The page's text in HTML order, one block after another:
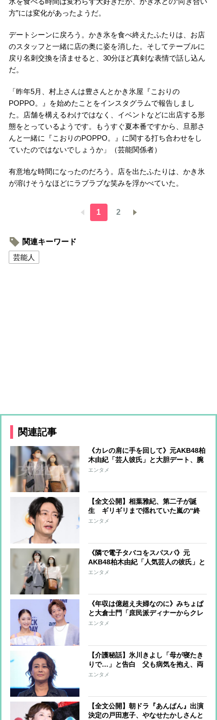
方”には変化があったようだ。
デートシーンに戻ろう。かき氷を食べ終えたふたりは、お店
のスタッフと一緒に店の奥に姿を消した。そしてテーブルに
戻り名刺交換を済ませると、30分ほど真剣な表情で話し込ん
だ。
「昨年5月、村上さんは豊さんとかき氷屋『こおりの
POPPO。』を始めたことをインスタグラムで報告しまし
た。店舗を構えるわけではなく、イベントなどに出店する形
態をとっているようです。もうすぐ夏本番ですから、旦那さ
んと一緒に『こおりのPOPPO。』に関する打ち合わせをし
ていたのではないでしょうか」（芸能関係者）
有意地な時間になったのだろう。店を出たふたりは、かき氷
が溶けそうなほどにラブラブな笑みを浮かべていた。
1 2
関連キーワード
芸能人
関連記事
《カレの肩に手を回して》元AKB48柏
木由紀「芸人彼氏」と大胆デート、腕
に光るは「300万円以上」の世界三大
エンタメ
【全文公開】相葉雅紀、第二子が誕
生 ギリギリまで揺れていた嵐の“終
わり” メンバーの心のなかに芽生え
エンタメ
《隣で電子タバコをスパスパ》元
AKB48柏木由紀「人気芸人の彼氏」と
居酒屋デート「会計はゆきりんがして
エンタメ
《年収は億超え夫婦なのに》みちょぱ
と大倉士門「庶民派ディナーからクレ
ーンゲーム」堅実すぎるデート現場
エンタメ
【介護秘話】氷川きよし「母が寝たき
りで…」と告白 父も病気を抱え、両
親の介護と仕事の両立のなか、ファン
エンタメ
【全文公開】朝ドラ『あんぱん』出演
決定の戸田恵子、やなせたかしさんと